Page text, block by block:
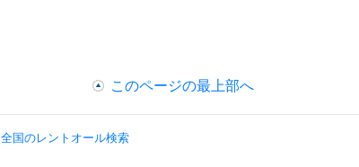
このページの最上部へ
全国のレントオール検索